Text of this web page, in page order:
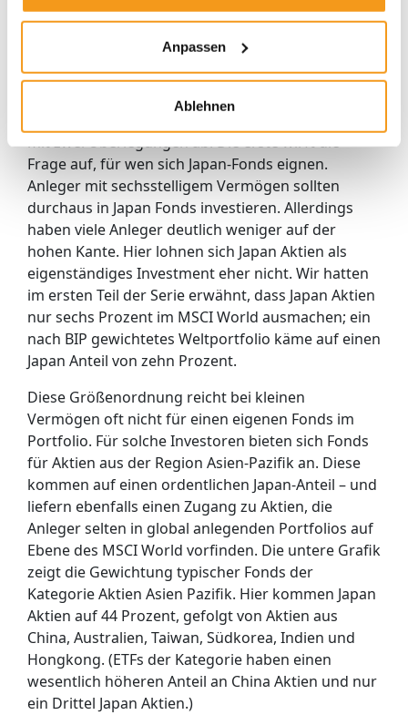
Anpassen
Ablehnen
Enthält die Daten liquidierter Fonds, Volatilität
in Prozent, Stand: 4.6.2022, Quelle: Morningstar,
Grafik: Envestor
mit zwei Überlegungen ab. Die erste wirft die
Frage auf, für wen sich Japan-Fonds eignen.
Anleger mit sechsstelligem Vermögen sollten
durchaus in Japan Fonds investieren. Allerdings
haben viele Anleger deutlich weniger auf der
hohen Kante. Hier lohnen sich Japan Aktien als
eigenständiges Investment eher nicht. Wir hatten
im ersten Teil der Serie erwähnt, dass Japan Aktien
nur sechs Prozent im MSCI World ausmachen; ein
nach BIP gewichtetes Weltportfolio käme auf einen
Japan Anteil von zehn Prozent.
Diese Größenordnung reicht bei kleinen
Vermögen oft nicht für einen eigenen Fonds im
Portfolio. Für solche Investoren bieten sich Fonds
für Aktien aus der Region Asien-Pazifik an. Diese
kommen auf einen ordentlichen Japan-Anteil – und
liefern ebenfalls einen Zugang zu Aktien, die
Anleger selten in global anlegenden Portfolios auf
Ebene des MSCI World vorfinden. Die untere Grafik
zeigt die Gewichtung typischer Fonds der
Kategorie Aktien Asien Pazifik. Hier kommen Japan
Aktien auf 44 Prozent, gefolgt von Aktien aus
China, Australien, Taiwan, Südkorea, Indien und
Hongkong. (ETFs der Kategorie haben einen
wesentlich höheren Anteil an China Aktien und nur
ein Drittel Japan Aktien.)